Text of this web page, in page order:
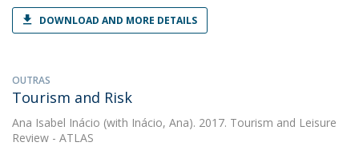
DOWNLOAD AND MORE DETAILS
OUTRAS
Tourism and Risk
Ana Isabel Inácio (with Inácio, Ana). 2017. Tourism and Leisure
Review - ATLAS